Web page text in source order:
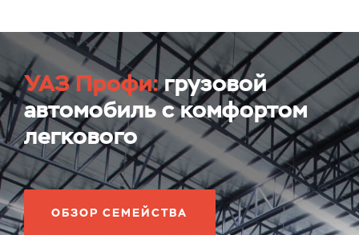
УАЗ Профи:грузовой
автомобиль с комфортом
легкового
ОБЗОР СЕМЕЙСТВА